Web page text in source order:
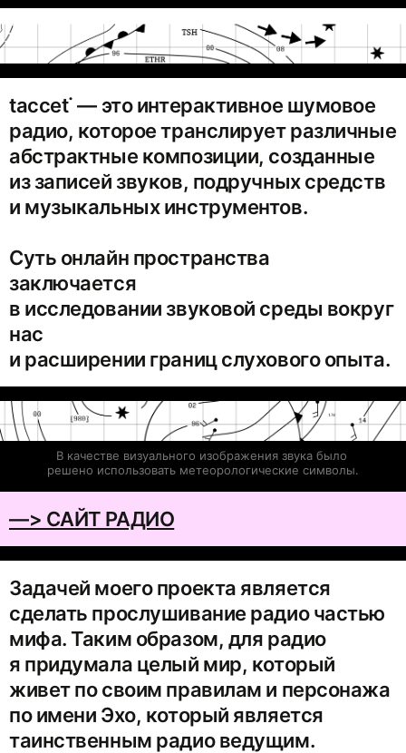
taccet˙‎ — это интерактивное шумовое
радио, которое транслирует различные
абстрактные композиции, созданные
из записей звуков, подручных средств
и музыкальных инструментов.
Суть онлайн пространства
заключается
в исследовании звуковой среды вокруг
нас
и расширении границ слухового опыта.
В качестве визуального изображения звука было
решено использовать метеорологические символы.
—> САЙТ РАДИО
Задачей моего проекта является
сделать прослушивание радио частью
мифа. Таким образом, для радио
я придумала целый мир, который
живет по своим правилам и персонажа
по имени Эхо, который является
таинственным радио ведущим.